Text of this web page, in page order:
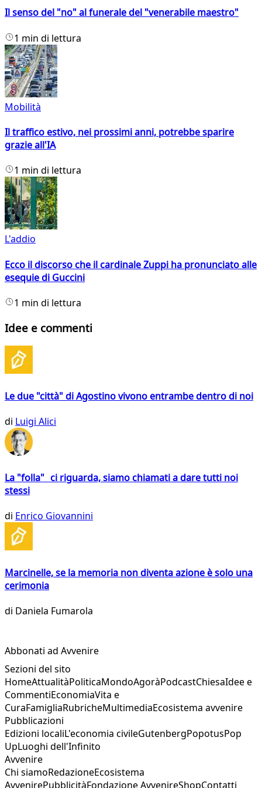
Il senso del "no" al funerale del "venerabile maestro"
1 min di lettura
Mobilità
Il traffico estivo, nei prossimi anni, potrebbe sparire
grazie all'IA
1 min di lettura
L'addio
Ecco il discorso che il cardinale Zuppi ha pronunciato alle
esequie di Guccini
1 min di lettura
Idee e commenti
Le due "città" di Agostino vivono entrambe dentro di noi
di Luigi Alici
La "folla" ci riguarda, siamo chiamati a dare tutti noi
stessi
di Enrico Giovannini
Marcinelle, se la memoria non diventa azione è solo una
cerimonia
di Daniela Fumarola
Abbonati ad Avvenire
Sezioni del sito
HomeAttualitàPoliticaMondoAgoràPodcastChiesaIdee e
CommentiEconomiaVita e
CuraFamigliaRubricheMultimediaEcosistema avvenire
Pubblicazioni
Edizioni localiL'economia civileGutenbergPopotusPop
UpLuoghi dell'Infinito
Avvenire
Chi siamoRedazioneEcosistema
AvvenirePubblicitàFondazione AvvenireShopContatti